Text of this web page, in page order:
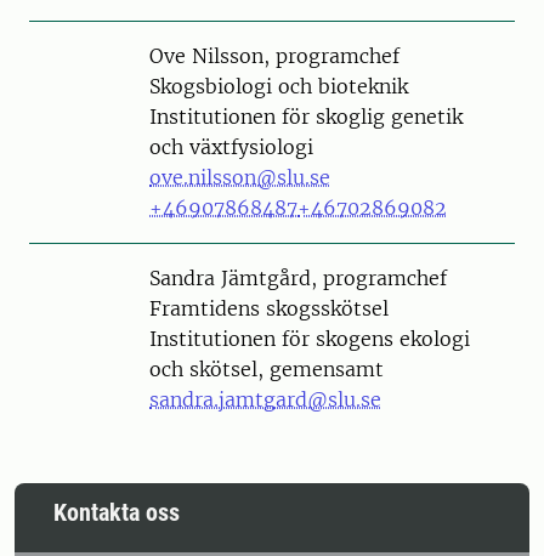
PersonOve Nilsson, programchef
Skogsbiologi och bioteknik
Institutionen för skoglig genetik
och växtfysiologi
ove.nilsson@slu.se
+46907868487+46702869082
PersonSandra Jämtgård, programchef
Framtidens skogsskötsel
Institutionen för skogens ekologi
och skötsel, gemensamt
sandra.jamtgard@slu.se
Kontakta oss